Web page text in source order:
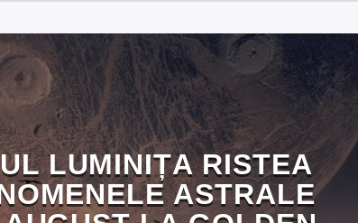
LUMINIȚA RISTEA
ASTRALE